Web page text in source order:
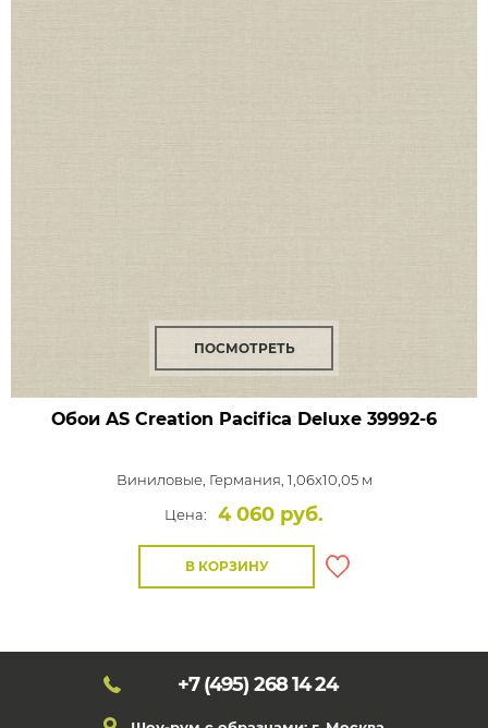
ПОСМОТРЕТЬ
Обои AS Creation Pacifica Deluxe 39992-6
Виниловые, Германия, 1,06x10,05 м
Цена:
4 060 руб.
В КОРЗИНУ
+7 (495) 268 14 24